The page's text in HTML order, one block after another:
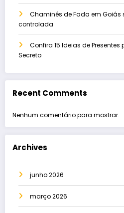
Chaminés de Fada em
controlada
Confira 15 Ideias de
Secreto
Recent Comments
Nenhum comentário para mostrar.
Archives
junho 2026
março 2026